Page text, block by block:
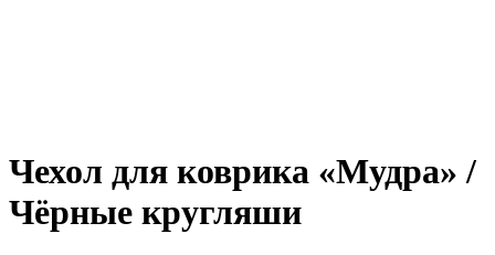
Чехол для коврика «Мудра» /
Чёрные кругляши